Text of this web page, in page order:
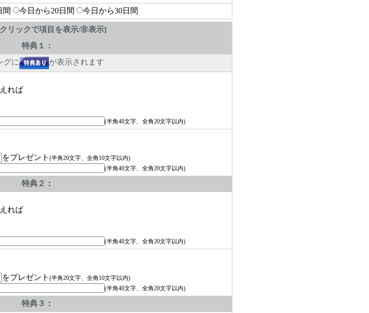
間 今日から20日間 今日から30日間
リックで項目を表示/非表示]
特典１：
グに
が表示されます
れば
(半角40文字、全角20文字以内)
をプレゼント (半角20文字、全角10文字以内)
(半角40文字、全角20文字以内)
特典２：
れば
(半角40文字、全角20文字以内)
をプレゼント (半角20文字、全角10文字以内)
(半角40文字、全角20文字以内)
特典３：